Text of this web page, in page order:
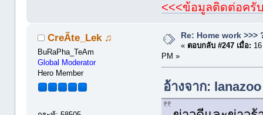
<<<ข้อมูลติดต่อครั
CreÃte_Lek ♫
BuRaPha_TeAm
Global Moderator
Hero Member
Re: Home work >>>
« ตอบกลับ #247 เมื่อ:
PM »
อ้างจาก: